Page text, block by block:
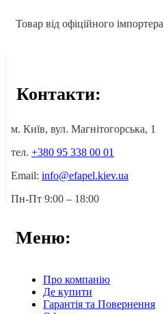
Товар від офіційного імпортера
Контакти:
м. Київ, вул. Магнітогорська, 1
тел. +380 95 338 00 01
Email: info@efapel.kiev.ua
Пн-Пт 9:00 – 18:00
Меню:
Про компанію
Де купити
Гарантія та Повернення